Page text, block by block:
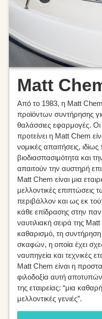
Matt
Από το 1983, η Matt Chem
προϊόντων συντήρησης
θαλάσσιες εφαρμογές. Οι
προτείνει η Matt Chem
νομικές απαιτήσεις,
βιοδιασπασιμότητα και
απαιτούν την αυστηρή
Matt Chem είναι μια
μελλοντικές επιπτώσεις
περιβάλλον και ως εκ
κάθε επίδρασης στην
ναυτιλιακή σειρά της
καθαρισμό, τη
σκαφών, η οποία έχει
ναυπηγεία και τεχνικές
Matt Chem είναι η
φιλοδοξία αυτή
της εταιρείας: “μια
μελλοντικές γενιές”.